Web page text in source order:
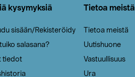
kysymyksiä
sisään/Rekisteröidy
salasana?
tiedot
Tietoa meistä
Tietoa meistä
Uutishuone
Vastuullisuus
Ura